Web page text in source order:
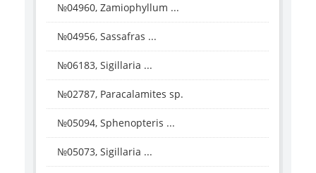
№04960, Zamiophyllum ...
№04956, Sassafras ...
№06183, Sigillaria ...
№02787, Paracalamites sp.
№05094, Sphenopteris ...
№05073, Sigillaria ...